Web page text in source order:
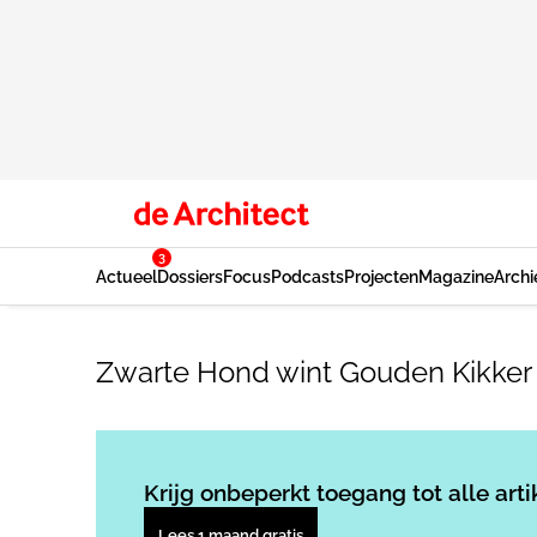
Actueel
3
DossiersFocusPodcastsProjectenMagazine
Zwarte Hond wint Gouden Kikker
Krijg onbeperkt toegang tot alle